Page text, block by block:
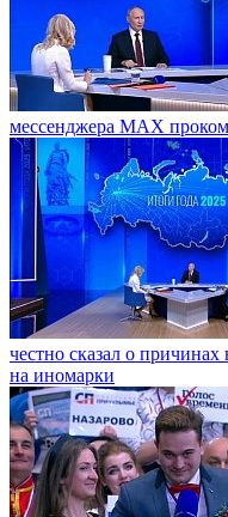
мессенджера MAX
честно сказал о
на иномарки